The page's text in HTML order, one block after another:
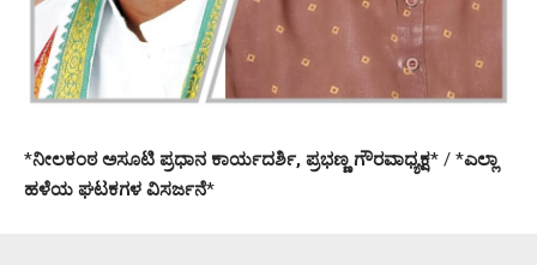
*ನೀಲಕಂಠ ಅಸೂಟಿ ಪ್ರಧಾನ ಕಾರ್ಯದರ್ಶಿ, ಪ್ರಭಣ್ಣ ಗೌರವಾಧ್ಯಕ್ಷ* / *ಎಲ್ಲಾ
ಹಳೆಯ ಘಟಕಗಳ ವಿಸರ್ಜನೆ*